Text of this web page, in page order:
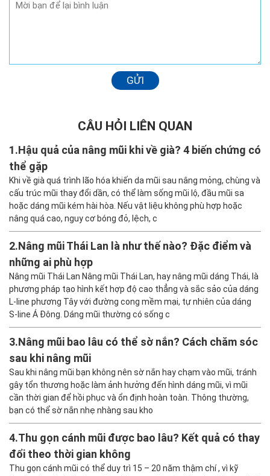
GỬI
CÂU HỎI LIÊN QUAN
1.Hậu quả của nâng mũi khi về già? 4 biến chứng có
thể gặp
Khi về già quá trình lão hóa khiến da mũi sau nâng mỏng, chùng và
cấu trúc mũi thay đổi dần, có thể làm sống mũi lộ, đầu mũi sa
hoặc dáng mũi kém hài hòa. Nếu vật liệu không phù hợp hoặc
nâng quá cao, nguy cơ bóng đỏ, lệch, c
2.Nâng mũi Thái Lan là như thế nào? Đặc điểm và
những ai phù hợp
Nâng mũi Thái Lan Nâng mũi Thái Lan, hay nâng mũi dáng Thái, là
phương pháp tạo hình kết hợp độ cao thẳng và sắc sảo của dáng
L-line phương Tây với đường cong mềm mại, tự nhiên của dáng
S-line Á Đông. Dáng mũi thường có sống c
3.Nâng mũi bao lâu có thể sờ nắn? Cách chăm sóc
sau khi nâng mũi
Sau khi nâng mũi bạn không nên sờ nắn hay chạm vào mũi, tránh
gây tổn thương hoặc làm ảnh hưởng đến hình dáng mũi, vì mũi
cần thời gian để hồi phục và ổn định hoàn toàn. Thông thường,
bạn có thể sờ nắn nhẹ nhàng sau kho
4.Thu gọn cánh mũi được bao lâu? Kết quả có thay
đổi theo thời gian không
Thu gọn cánh mũi có thể duy trì 15 – 20 năm thậm chí , vì kỹ